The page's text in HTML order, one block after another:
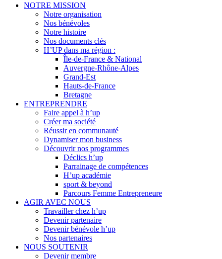
NOTRE MISSION
Notre organisation
Nos bénévoles
Notre histoire
Nos documents clés
H’UP dans ma région :
Île-de-France & National
Auvergne-Rhône-Alpes
Grand-Est
Hauts-de-France
Bretagne
ENTREPRENDRE
Faire appel à h’up
Créer ma société
Réussir en communauté
Dynamiser mon business
Découvrir nos programmes
Déclics h’up
Parrainage de compétences
H’up académie
sport & beyond
Parcours Femme Entrepreneure
AGIR AVEC NOUS
Travailler chez h’up
Devenir partenaire
Devenir bénévole h’up
Nos partenaires
NOUS SOUTENIR
Devenir membre